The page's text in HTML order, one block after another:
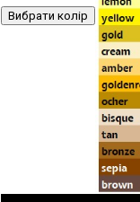
Вибрати колір